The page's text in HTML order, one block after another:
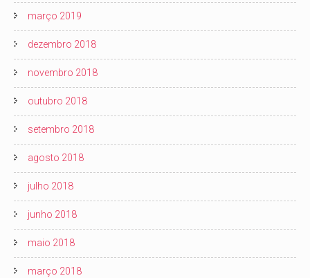
março 2019
dezembro 2018
novembro 2018
outubro 2018
setembro 2018
agosto 2018
julho 2018
junho 2018
maio 2018
março 2018